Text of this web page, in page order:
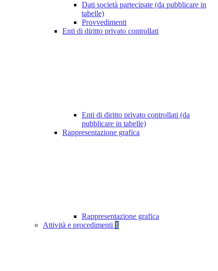
Dati società partecipate (da pubblicare in
tabelle)
Provvedimenti
Enti di diritto privato controllati
Enti di diritto privato controllati (da
pubblicare in tabelle)
Rappresentazione grafica
Rappresentazione grafica
Attività e procedimenti 1